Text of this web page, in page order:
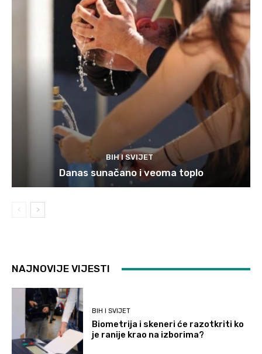
BIH I SVIJET
Danas sunačano i veoma toplo
NAJNOVIJE VIJESTI
BIH I SVIJET
Biometrija i skeneri će razotkriti ko
je ranije krao na izborima?